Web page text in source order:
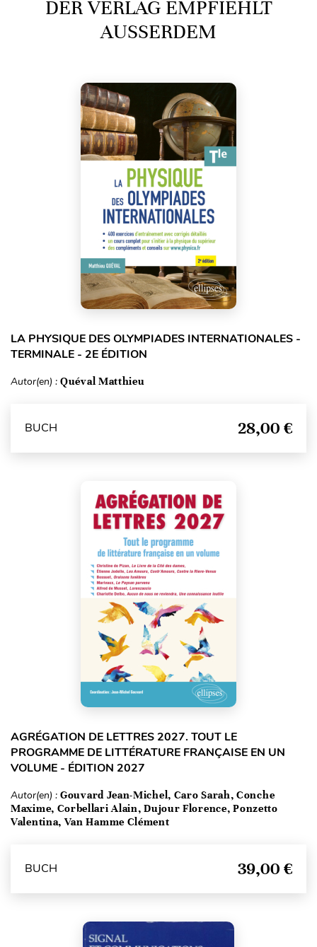
DER VERLAG EMPFIEHLT
AUSSERDEM
LA PHYSIQUE DES OLYMPIADES INTERNATIONALES -
TERMINALE - 2E ÉDITION
Autor(en) : Quéval Matthieu
BUCH 28,00 €
AGRÉGATION DE LETTRES 2027. TOUT LE
PROGRAMME DE LITTÉRATURE FRANÇAISE EN UN
VOLUME - ÉDITION 2027
Autor(en) : Gouvard Jean-Michel, Caro Sarah, Conche
Maxime, Corbellari Alain, Dujour Florence, Ponzetto
Valentina, Van Hamme Clément
BUCH 39,00 €